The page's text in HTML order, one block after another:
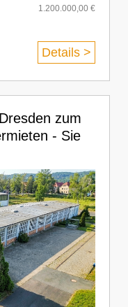
1.200.000,00 €
Details >
zum
- Sie